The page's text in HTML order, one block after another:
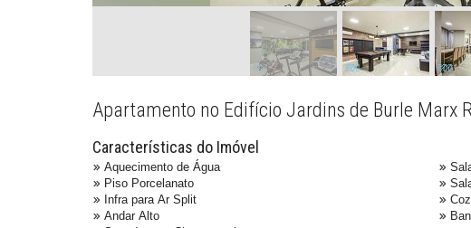
Apartamento no Edifício Jardins de Burle Marx
Características do Imóvel
Aquecimento de Água
Piso Porcelanato
Infra para Ar Split
Andar Alto